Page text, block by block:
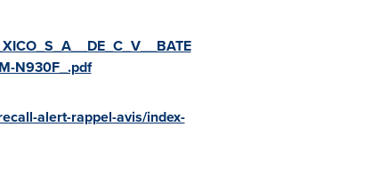
N930F_.pdf
alert-rappel-avis/index-